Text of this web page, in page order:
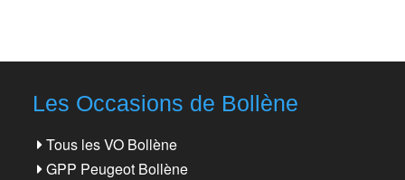
Les Occasions de Bollène
Tous les VO Bollène
GPP Peugeot Bollène